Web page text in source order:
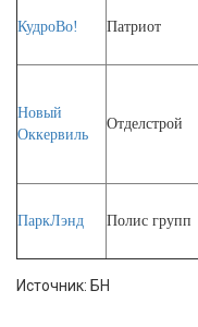
КудроВо! Патриот
Новый
Оккервиль
Отделстрой
ПаркЛэнд Полис групп
Источник: БН